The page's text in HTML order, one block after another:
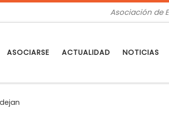
Asociación de
ASOCIARSE ACTUALIDAD NOTICIAS